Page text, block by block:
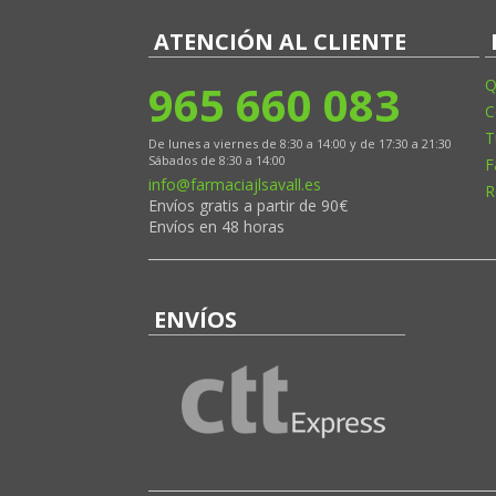
LABORATORIO MERCK
LABORATORIO MILTE
LABORATORIO NESTLÉ
LABORATORIO NICOLICH
LABORATORIO NOVARTIS
LABORATORIO OFOPAR
LABORATORIO PIERRE FABRE
LABORATORIO PROCARE
LABORATORIO PROCTER&GAMBLE
ATENCIÓN AL CLIENTE
965 660 083
De lunes a viernes de 8:30 a 14:00 y de 17:30 a 21:30
Sábados de 8:30 a 14:00
info@farmaciajlsavall.es
Envíos gratis a partir de 90€
Envíos en 48 horas
ENVÍOS